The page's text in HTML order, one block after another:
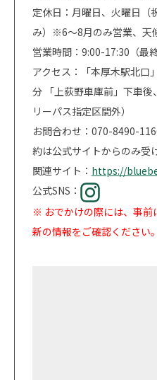
定休日：月曜日、火曜日（
み）※6～8月のみ営業、天
営業時間：9:00-17:30（最
アクセス：「本厚木駅北口
分 「上荻野車庫前」下車
リーパス指定区間外）
お問合わせ：070-8490-
約は公式サイトからのみ受
関連サイト： https://
公式SNS：
※ おでかけの際には、事前
新の情報をご確認ください。